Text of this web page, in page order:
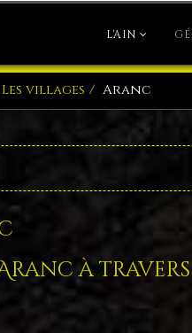
L'AIN
Les villages Aranc
à travers